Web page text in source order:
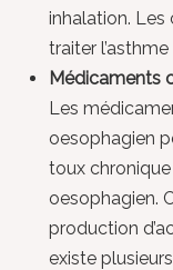
inhalation.
traiter
Médicaments
Les
oesophagien
toux
oesophagien.
production
existe